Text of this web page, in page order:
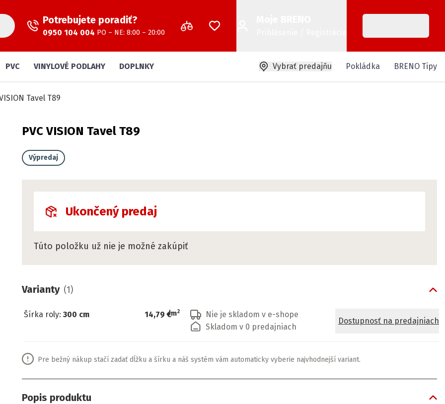
Potrebujete poradiť?
0950 104 004 PO – NE: 8:00 – 20:00
PVC VINYLOVÉ PODLAHY DOPLNKY Vybrať predajňu Pokládka BRENO Tipy
Tavel T89
PVC VISION Tavel T89
Výpredaj
Ukončený predaj
Túto položku už nie je možné zakúpiť
Varianty (1)
Šírka roly: 300 cm 14,79 €
/m2
Nie je skladom v e-shope
Skladom v 0 predajniach
Dostupnosť na predajniach
Pre bežný nákup stačí zadať dĺžku a šírku a náš systém vám automaticky vyberie najvhodnejší variant.
Popis produktu